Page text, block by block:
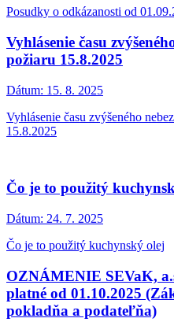
Posudky o odkázanosti od
Vyhlásenie času
požiaru 15.8.2025
Dátum: 15. 8. 2025
Vyhlásenie času zvýšeného
15.8.2025
Čo je to použitý
Dátum: 24. 7. 2025
Čo je to použitý kuchynský olej
OZNÁMENIE SEVaK,
platné od 01.10.2025
pokladňa a podateľňa)